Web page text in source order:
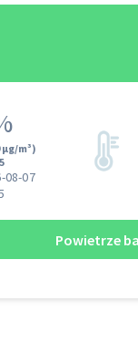
µg/m³)
08-07
Powietrze